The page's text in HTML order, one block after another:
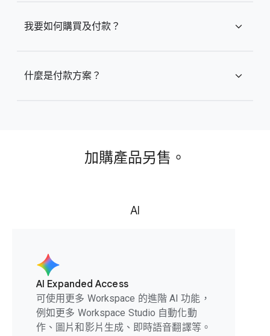
我要如何購買及付款？ expand_more
什麼是付款方案？ expand_more
加購產品另售。
AI
AI Expanded Access
可使用更多 Workspace 的進階 AI 功能，
例如更多 Workspace Studio 自動化動
作、圖片和影片生成、即時語音翻譯等。